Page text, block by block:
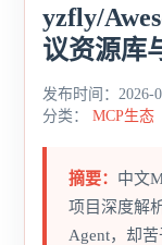
yzfly/
议资源库
发布时间：2026-
分类： MCP生态
摘要： 中文
项目深度解
Agent，却